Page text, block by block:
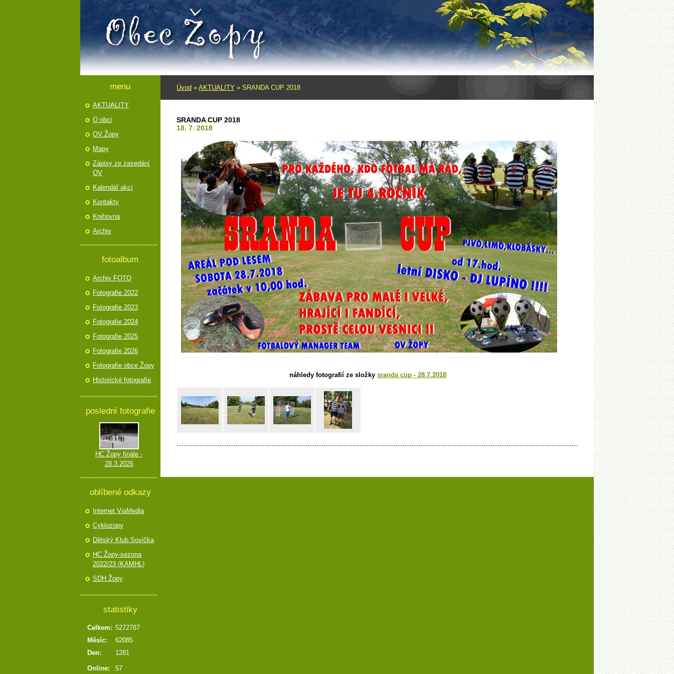
Úvod » AKTUALITY » SRANDA CUP 2018
SRANDA CUP 2018
18. 7. 2018
náhledy fotografií ze složky sranda cup - 28.7.2018
menu
AKTUALITY
O obci
OV Žopy
Mapy
Zápisy ze zasedání
OV
Kalendář akcí
Kontakty
Knihovna
Archiv
fotoalbum
Archiv FOTO
Fotografie 2022
Fotografie 2023
Fotografie 2024
Fotografie 2025
Fotografie 2026
Fotografie obce Žopy
Historické fotografie
poslední fotografie
HC Žopy finále -
28.3.2026
oblíbené odkazy
Internet ViaMedia
Cyklozopy
Dětský Klub Sovička
HC Žopy-sezona
2022/23 (KAMHL)
SDH Žopy
statistiky
Online: 57
Celkem: 5272787
Měsíc:
62085
Den:
1281